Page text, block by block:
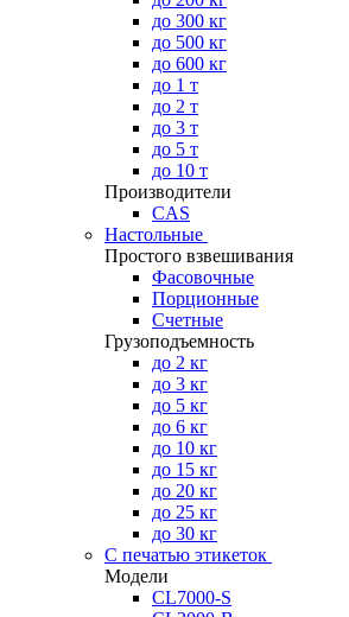
до 300 кг
до 500 кг
до 600 кг
до 1 т
до 2 т
до 3 т
до 5 т
до 10 т
Производители
CAS
Настольные
Простого взвешивания
Фасовочные
Порционные
Счетные
Грузоподъемность
до 2 кг
до 3 кг
до 5 кг
до 6 кг
до 10 кг
до 15 кг
до 20 кг
до 25 кг
до 30 кг
С печатью этикеток
Модели
CL7000-S